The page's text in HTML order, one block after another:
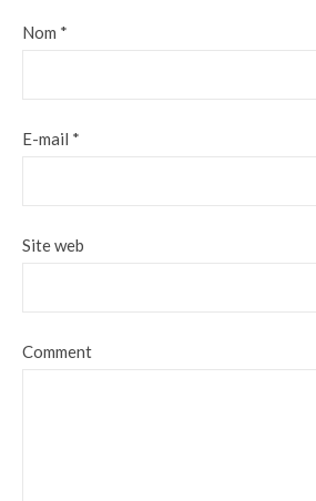
Nom *
E-mail *
Site web
Comment